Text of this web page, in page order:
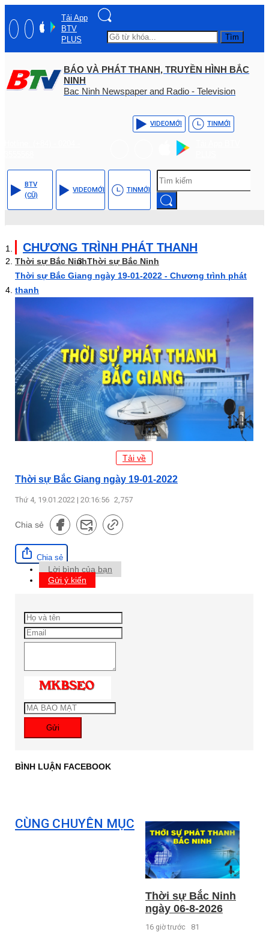
Tải App
BTV
PLUS
Tìm
BÁO VÀ PHÁT THANH, TRUYỀN HÌNH BẮC
NINH
Bac Ninh Newspaper and Radio - Television
VIDEOMỚI TINMỚI
BTV
(CŨ)
VIDEOMỚI TINMỚI
CHƯƠNG TRÌNH PHÁT THANH
Thời sự Bắc NinhThời sự Bắc Ninh
Thời sự Bắc Giang ngày 19-01-2022 - Chương trình phát
thanh
Tải về
Thời sự Bắc Giang ngày 19-01-2022
Thứ 4, 19.01.2022 | 20:16:56 2,757
Chia sẻ
Chia sẻ
Lời bình của bạn
Gửi ý kiến
Gửi
BÌNH LUẬN FACEBOOK
CÙNG CHUYÊN MỤC
Thời sự Bắc Ninh
ngày 06-8-2026
16 giờ trước 81